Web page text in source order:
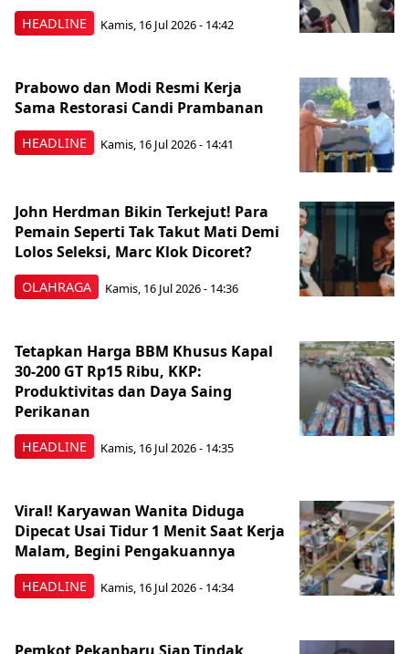
HEADLINE Kamis, 16 Jul 2026 - 14:42
HEADLINE
Prabowo dan Modi Resmi Kerja
Sama Restorasi Candi Prambanan
Kamis, 16 Jul 2026 - 14:41
OLAHRAGA
John Herdman Bikin Terkejut! Para
Pemain Seperti Tak Takut Mati Demi
Lolos Seleksi, Marc Klok Dicoret?
Kamis, 16 Jul 2026 - 14:36
HEADLINE
Tetapkan Harga BBM Khusus Kapal
30-200 GT Rp15 Ribu, KKP:
Produktivitas dan Daya Saing
Perikanan
Kamis, 16 Jul 2026 - 14:35
HEADLINE
Viral! Karyawan Wanita Diduga
Dipecat Usai Tidur 1 Menit Saat Kerja
Malam, Begini Pengakuannya
Kamis, 16 Jul 2026 - 14:34